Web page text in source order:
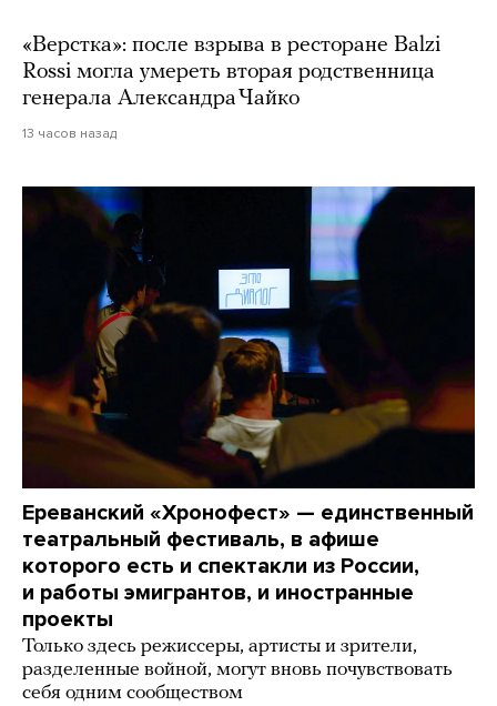
«Верстка»: после взрыва в ресторане Balzi
Rossi могла умереть вторая родственница
генерала Александра Чайко
13 часов назад
Ереванский «Хронофест» — единственный
театральный фестиваль, в афише
которого есть и спектакли из России,
и работы эмигрантов, и иностранные
проекты
Только здесь режиссеры, артисты и зрители,
разделенные войной, могут вновь почувствовать
себя одним сообществом